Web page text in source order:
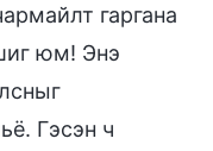
гаргана
юм! Энэ
Гэсэн ч